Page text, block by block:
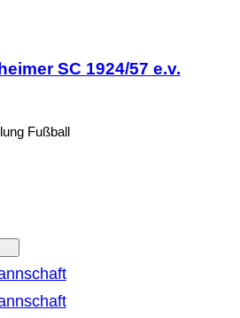
SC 1924/57 e.v.
Fußball